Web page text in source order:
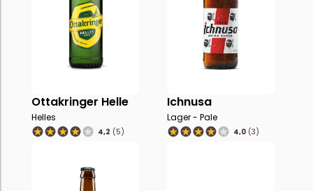
Ottakringer Helle
Helles
4,2 (5)
Ichnusa
Lager - Pale
4,0 (3)